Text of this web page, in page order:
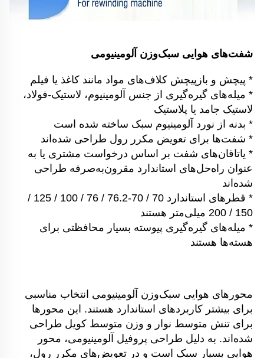
شفت‌های هوایی سبک‌وزن آلومینیومی
* پیچش و بازپیچش کلاف‌های مواد مانند کاغذ یا فیلم
لاستیک جامد یا پلاستیک
* بدنه از نورد آلومینیوم سبک ساخته شده است
* شفت‌ها برای تعویض مکرر رول طراحی شده‌اند
شده‌اند
150 / 200 میلی‌متر هستند
هسته‌ها هستند